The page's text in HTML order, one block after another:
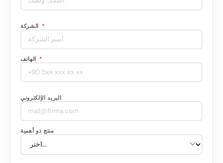
*
*
البريد الإلكتروني
منتج ذو أهمية